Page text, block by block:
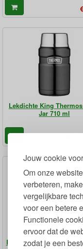
Jouw cookie
Om onze
verbeteren,
vergelijkbare
voor een betere
Functionele
ervoor dat de
zodat je een
Lekdichte King
Jar 710 ml
Seal Cup Jumbo
Plasticvrije Trommel RVS